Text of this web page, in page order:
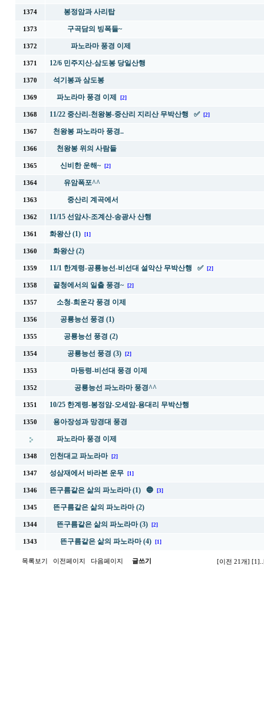
1374 봉정암과 사리탑
1373 구곡담의 빙폭들~
1372 파노라마 풍경 이제
1371 12/6 민주지산-삼도봉 당일산행
1370 석기봉과 삼도봉
1369 파노라마 풍경 이제 [2]
1368 11/22 중산리-천왕봉-중산리 지리산 무박산행 ✅ [2]
1367 천왕봉 파노라마 풍경..
1366 천왕봉 위의 사람들
1365 신비한 운해~ [2]
1364 유암폭포^^
1363 중산리 계곡에서
1362 11/15 선암사-조계산-송광사 산행
1361 화왕산 (1) [1]
1360 화왕산 (2)
1359 11/1 한계령-공룡능선-비선대 설악산 무박산행 ✅ [2]
1358 끝청에서의 일출 풍경~ [2]
1357 소청-희운각 풍경 이제
1356 공룡능선 풍경 (1)
1355 공룡능선 풍경 (2)
1354 공룡능선 풍경 (3) [2]
1353 마등령-비선대 풍경 이제
1352 공룡능선 파노라마 풍경^^
1351 10/25 한계령-봉정암-오세암-용대리 무박산행
1350 용아장성과 망경대 풍경
파노라마 풍경 이제
1348 인천대교 파노라마 [2]
1347 성삼재에서 바라본 운무 [1]
1346 뜬구름같은 삶의 파노라마 (1) 🔵 [3]
1345 뜬구름같은 삶의 파노라마 (2)
1344 뜬구름같은 삶의 파노라마 (3) [2]
1343 뜬구름같은 삶의 파노라마 (4) [1]
목록보기 이전페이지 다음페이지 글쓰기 [이전 21개] [1]